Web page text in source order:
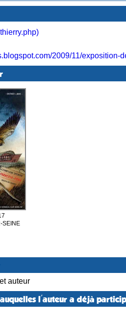
2009/11/exposition-
SEINE
auteur
l'auteur a déjà